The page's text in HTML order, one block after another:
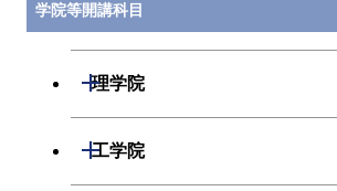
学院等開講科目
理学院
開閉
工学院
開閉